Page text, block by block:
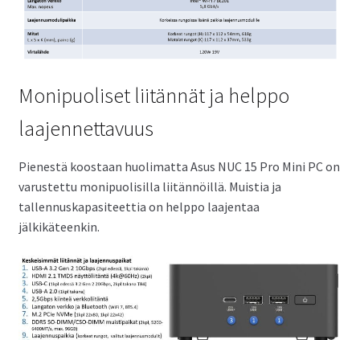
Monipuoliset liitännät ja helppo
laajennettavuus
Pienestä koostaan huolimatta Asus NUC 15 Pro Mini PC on
varustettu monipuolisilla liitännöillä. Muistia ja
tallennuskapasiteettia on helppo laajentaa
jälkikäteenkin.